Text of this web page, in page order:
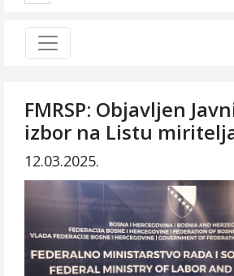
FMRSP: Objavljen
izbor na Listu
12.03.2025.